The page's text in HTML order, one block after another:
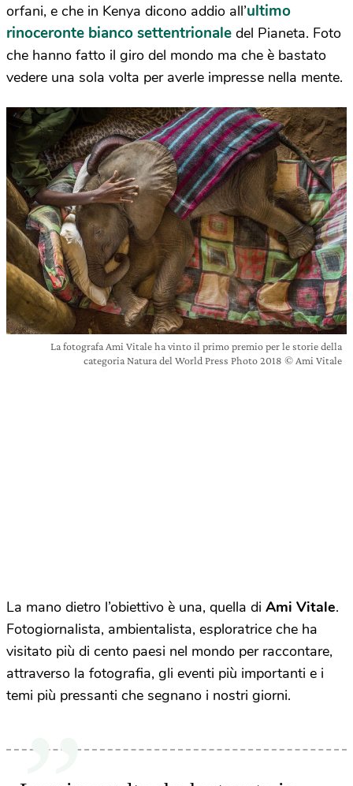
orfani, e che in Kenya dicono addio all’ultimo
rinoceronte bianco settentrionale del Pianeta. Foto
che hanno fatto il giro del mondo ma che è bastato
vedere una sola volta per averle impresse nella mente.
La fotografa Ami Vitale ha vinto il primo premio per le storie della
categoria Natura del World Press Photo 2018 © Ami Vitale
La mano dietro l’obiettivo è una, quella di Ami Vitale.
Fotogiornalista, ambientalista, esploratrice che ha
visitato più di cento paesi nel mondo per raccontare,
attraverso la fotografia, gli eventi più importanti e i
temi più pressanti che segnano i nostri giorni.